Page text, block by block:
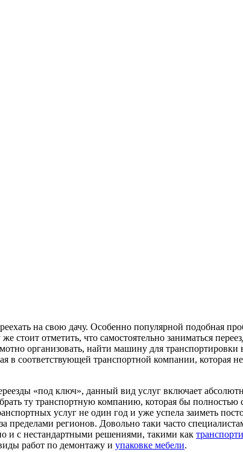
на свою дачу. Особенно популярной подобная
отметить, что самостоятельно заниматься
организовать, найти машину для
в соответствующей транспортной компании, которая
«под ключ», данный вид услуг включает
ту транспортную компанию, которая бы
услуг не один год и уже успела заиметь
пределами регионов. Довольно таки часто
и с нестандартными решениями, такими как
работ по демонтажу и упаковке мебели.